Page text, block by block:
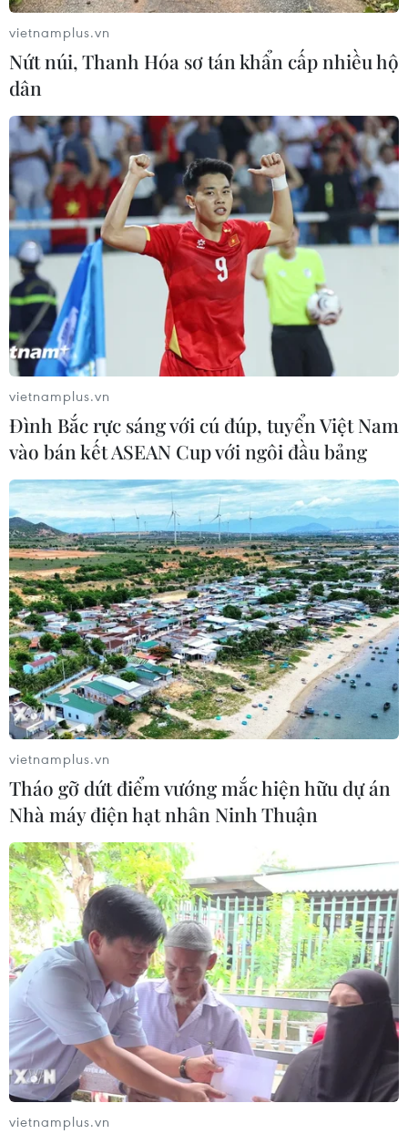
vietnamplus.vn
Nứt núi, Thanh Hóa sơ tán khẩn cấp nhiều hộ
dân
vietnamplus.vn
Đình Bắc rực sáng với cú đúp, tuyển Việt Nam
vào bán kết ASEAN Cup với ngôi đầu bảng
vietnamplus.vn
Tháo gỡ dứt điểm vướng mắc hiện hữu dự án
Nhà máy điện hạt nhân Ninh Thuận
vietnamplus.vn